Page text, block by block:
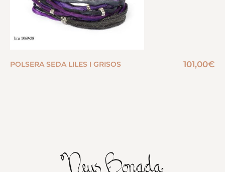
POLSERA SEDA LILES I GRISOS 101,00€